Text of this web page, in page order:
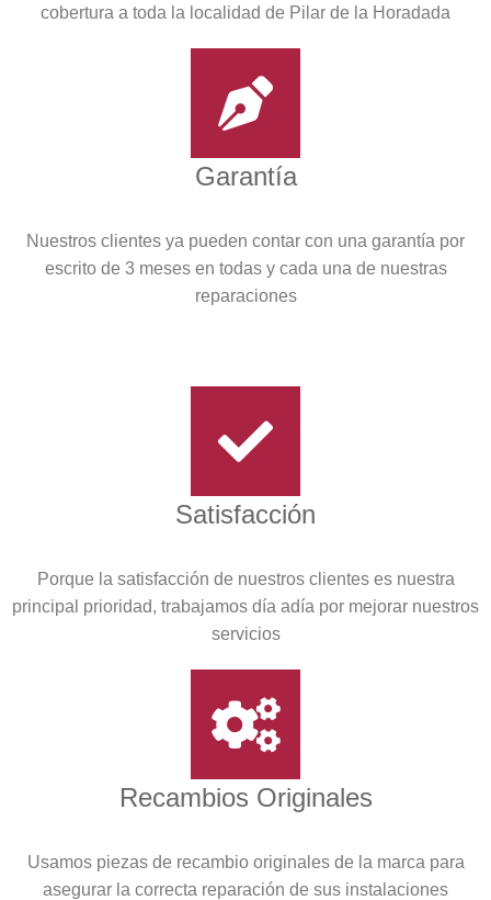
cobertura a toda la localidad de Pilar de la Horadada
Garantía
Nuestros clientes ya pueden contar con una garantía por
escrito de 3 meses en todas y cada una de nuestras
reparaciones
Satisfacción
Porque la satisfacción de nuestros clientes es nuestra
principal prioridad, trabajamos día adía por mejorar nuestros
servicios
Recambios Originales
Usamos piezas de recambio originales de la marca para
asegurar la correcta reparación de sus instalaciones